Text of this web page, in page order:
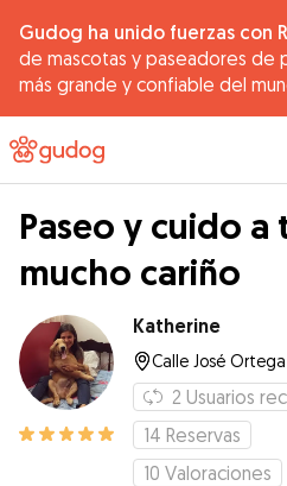
Gudog ha unido fuerzas con
de mascotas y paseadores de
más grande y confiable del
Paseo y cuido
mucho cariño
Katherine
Calle José
2 Usuarios
14 Reservas
10 Valoraciones